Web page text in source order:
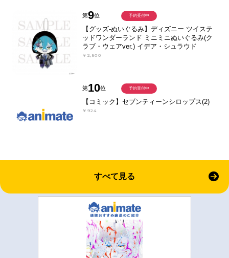
第9位
【グッズ-ぬいぐるみ】ディズニー ツイステ
ッドワンダーランド ミニミニぬいぐるみ(ク
ラブ・ウェアver.) イデア・シュラウド
￥2,500
予約受付中
第10位
【コミック】セブンティーンシロップス(2)
￥924
予約受付中
すべて見る